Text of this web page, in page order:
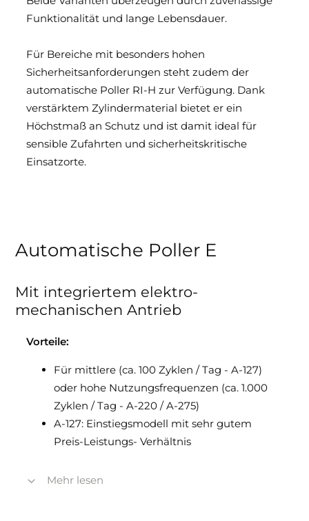
Funktionalität und lange Lebensdauer.
Für Bereiche mit besonders hohen
Sicherheitsanforderungen steht zudem der
automatische Poller RI-H zur Verfügung. Dank
verstärktem Zylindermaterial bietet er ein
Höchstmaß an Schutz und ist damit ideal für
sensible Zufahrten und sicherheitskritische
Einsatzorte.
Automatische Poller E
Mit integriertem elektro­
mechanischen Antrieb
Vorteile:
Für mittlere (ca. 100 Zyklen / Tag - A-127)
oder hohe Nutzungsfrequenzen (ca. 1.000
Zyklen / Tag - A-220 / A-275)
A-127: Einstiegsmodell mit sehr gutem
Preis-Leistungs- Verhältnis
Steuereinheit für die gleichzeitige
Mehr lesen